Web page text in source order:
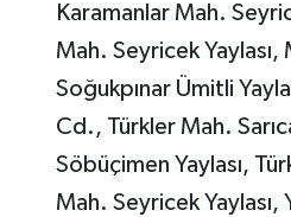
Karamanlar Mah.
Mah. Seyricek
Soğukpınar Ümitli
Cd., Türkler Mah.
Söbüçimen Yaylası,
Mah. Seyricek Yaylası,